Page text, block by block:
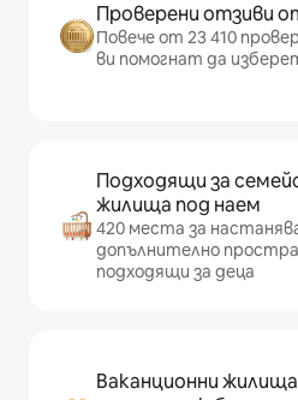
Проверени отзиви
Повече от 23 410
ви помогнат да
Подходящи за
жилища под наем
420 места за
допълнително
подходящи за деца
Ваканционни